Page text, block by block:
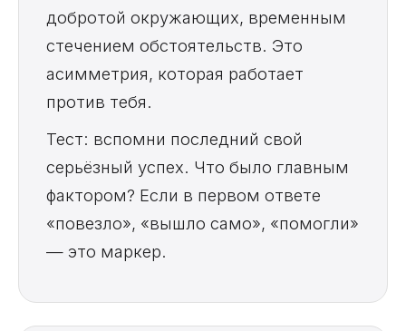
добротой окружающих, временным
стечением обстоятельств. Это
асимметрия, которая работает
против тебя.
Тест: вспомни последний свой
серьёзный успех. Что было главным
фактором? Если в первом ответе
«повезло», «вышло само», «помогли»
— это маркер.